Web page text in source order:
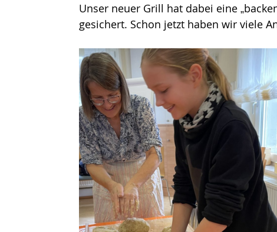
Unser neuer Grill hat dabei eine
gesichert. Schon jetzt haben wir viele